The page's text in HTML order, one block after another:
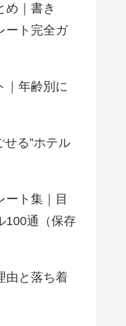
め｜書き
ート完全ガ
｜年齢別に
せる”ホテル
ート集｜目
100通（保存
由と落ち着